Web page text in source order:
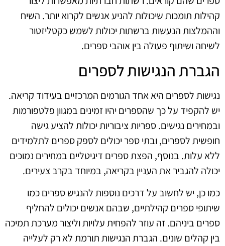
קהילות תומכות שיכולות להניע אנשים לקרוא יותר. השיח
וההמלצות הנעשות ברשתות יכולות לשמש כקטליזטור
לשיחה ושיתוף פעולה בין אוהבי ספרים.
הגברת הנגישות לספרים
נגישות לספרים היא אחד הגורמים המרכזיים בעידוד קריאה.
יש להקפיד על כך שהספרים יהיו זמינים במגוון פלטפורמות
ובמחירים נגישים. ספריות ציבוריות יכולות להציע גישה
חופשית לספרים, ובתי ספר יכולים לספק ספרים לתלמידים
ללא עלות. בנוסף, הפצת ספרים דיגיטליים במחירים נמוכים
יכולה להגביר את העניין בקריאה, במיוחד בקרב צעירים.
כמו כן, יש לחשוב על דרכים נוספות להנגיש ספרים כמו
שיתופי ספרים קהילתיים, שבהם אנשים יכולים להחליף
ספרים ביניהם. זה עוזר להפחית עלויות וליצור מערכת תמיכה
בין קהלים שונים. הגברת הנגישות תורמת לא רק לעלייה